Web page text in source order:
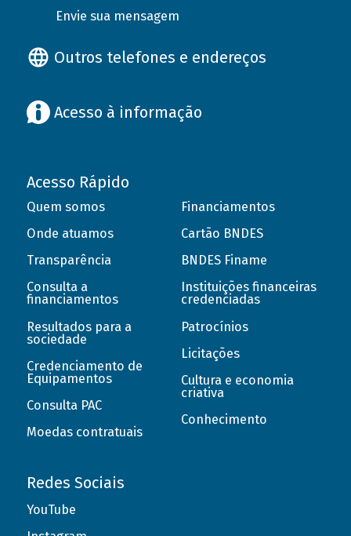
Envie sua mensagem
Outros telefones e endereços
Acesso à informação
Acesso Rápido
Quem somos
Onde atuamos
Transparência
Consulta a
financiamentos
Resultados para a
sociedade
Credenciamento de
Equipamentos
Consulta PAC
Moedas contratuais
Financiamentos
Cartão BNDES
BNDES Finame
Instituições financeiras
credenciadas
Patrocínios
Licitações
Cultura e economia
criativa
Conhecimento
Redes Sociais
YouTube